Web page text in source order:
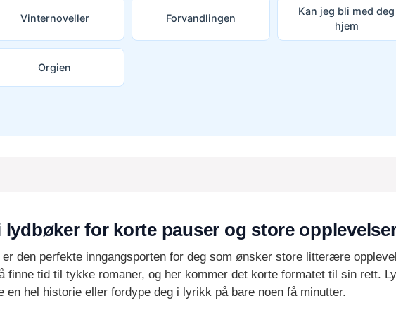
Vinternoveller Forvandlingen
Kan jeg bli med deg
hjem
Orgien
lydbøker for korte pauser og store
den perfekte inngangsporten for deg som ønsker store litterære
finne tid til tykke romaner, og her kommer det korte formatet til sin rett.
en hel historie eller fordype deg i lyrikk på bare noen få minutter.